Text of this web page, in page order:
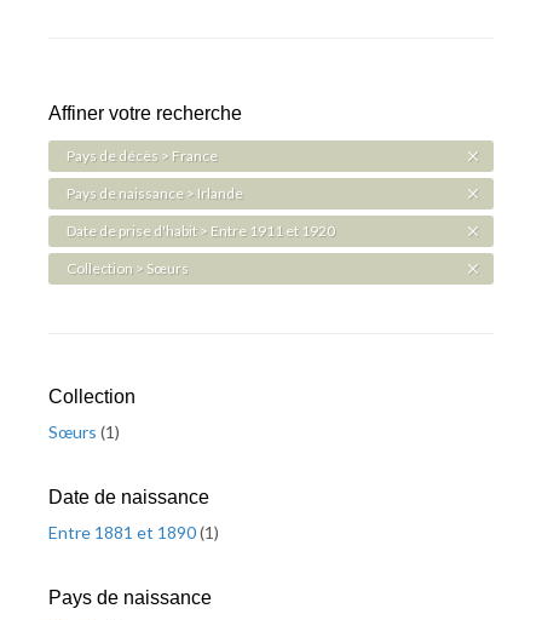
Affiner votre recherche
Pays de décès > France
Pays de naissance > Irlande
Date de prise d'habit > Entre 1911 et 1920
Collection > Sœurs
Collection
Sœurs (1)
Date de naissance
Entre 1881 et 1890(1)
Pays de naissance